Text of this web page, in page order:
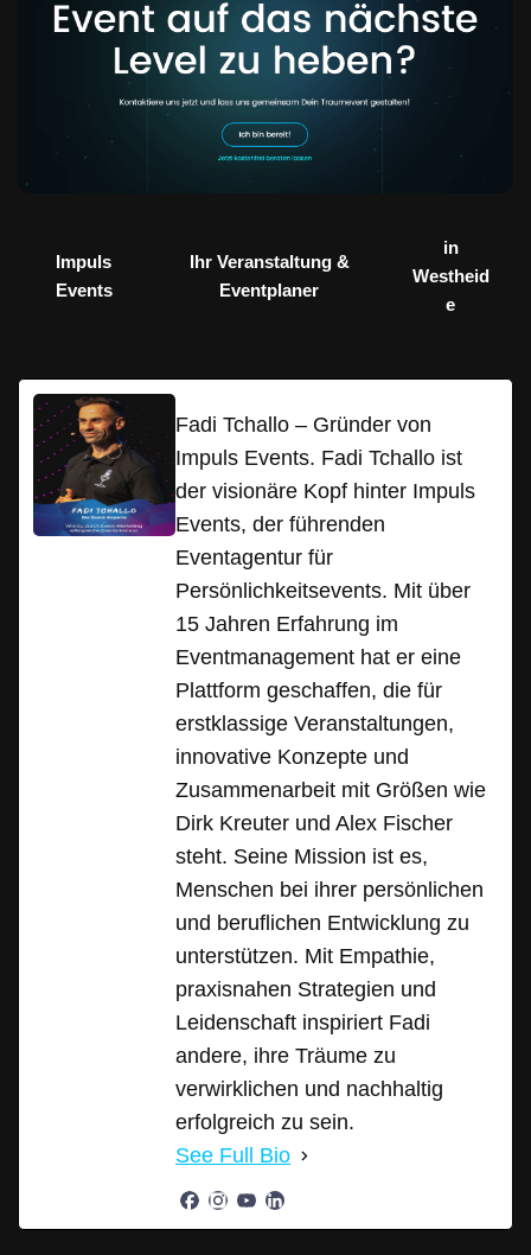
Impuls
Events
Ihr Veranstaltung &
Eventplaner
in
Westheid
e
Fadi Tchallo – Gründer von
Impuls Events. Fadi Tchallo ist
der visionäre Kopf hinter Impuls
Events, der führenden
Eventagentur für
Persönlichkeitsevents. Mit über
15 Jahren Erfahrung im
Eventmanagement hat er eine
Plattform geschaffen, die für
erstklassige Veranstaltungen,
innovative Konzepte und
Zusammenarbeit mit Größen wie
Dirk Kreuter und Alex Fischer
steht. Seine Mission ist es,
Menschen bei ihrer persönlichen
und beruflichen Entwicklung zu
unterstützen. Mit Empathie,
praxisnahen Strategien und
Leidenschaft inspiriert Fadi
andere, ihre Träume zu
verwirklichen und nachhaltig
erfolgreich zu sein.
See Full Bio